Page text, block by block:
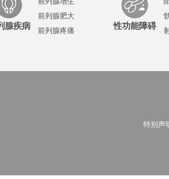
腺疾病
前列腺肥大
前列腺疼痛
性功能障碍
特别声